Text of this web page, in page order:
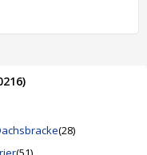
(28)